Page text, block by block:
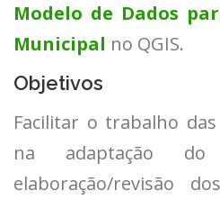
EVENTOS QGIS-PT
Modelo de Dados
Municipal no QGIS.
Objetivos
Facilitar o trabalho
na adaptação
elaboração/revisão